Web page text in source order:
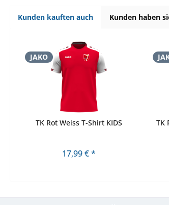
Kunden kauften auch Kunden haben
JAKO
TK Rot Weiss T-Shirt KIDS
17,99 € *
TK